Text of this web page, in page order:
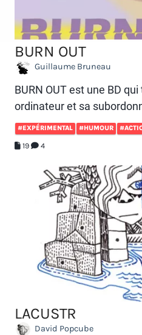
BURN OUT
Guillaume Bruneau
BURN OUT est une BD
ordinateur et sa
#EXPÉRIMENTAL #HUMOUR
19 4
LACUSTR
David Popcube